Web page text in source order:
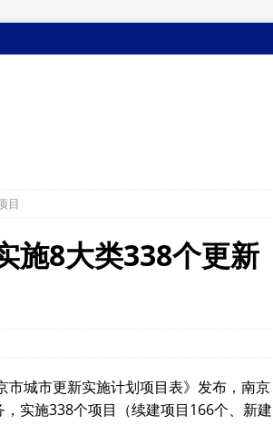
目
施8大类338个更新
城市更新实施计划项目表》发布，南京
实施338个项目（续建项目166个、新建